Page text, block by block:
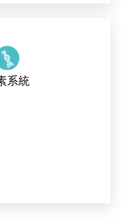
screening.
in
of Dr. Ive De
系統
士研究團隊
化學」為核心，研